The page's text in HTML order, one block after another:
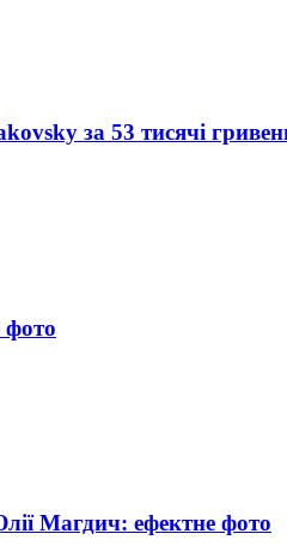
за 53 тисячі
фото
Магдич: ефектне фото